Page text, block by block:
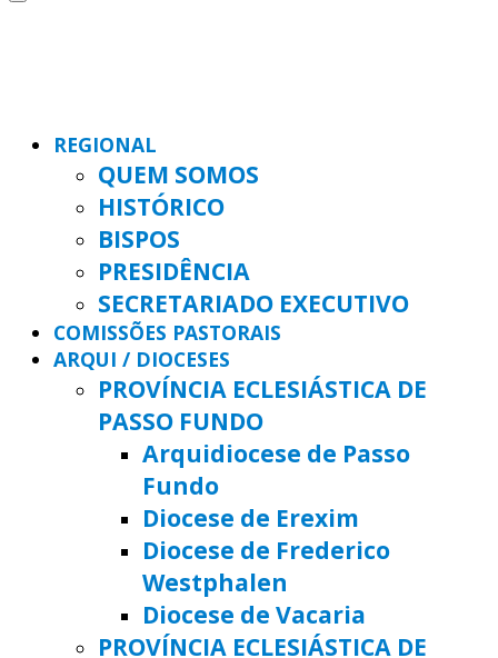
REGIONAL
QUEM SOMOS
HISTÓRICO
BISPOS
PRESIDÊNCIA
SECRETARIADO EXECUTIVO
COMISSÕES PASTORAIS
ARQUI / DIOCESES
PROVÍNCIA ECLESIÁSTICA DE
PASSO FUNDO
Arquidiocese de Passo
Fundo
Diocese de Erexim
Diocese de Frederico
Westphalen
Diocese de Vacaria
PROVÍNCIA ECLESIÁSTICA DE